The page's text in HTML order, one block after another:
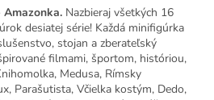
Nazbieraj všetkých 16
desiatej série! Každá minifigúrka
stojan a zberateľský
filmami, športom, históriou,
Medusa, Rímsky
Parašutista, Včielka kostým, Dedo,